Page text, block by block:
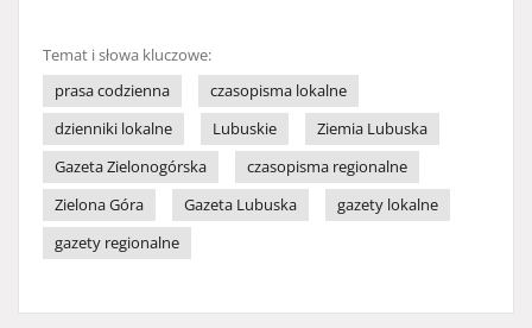
Temat i słowa kluczowe:
prasa codzienna
czasopisma lokalne
dzienniki lokalne
Lubuskie
Ziemia Lubuska
Gazeta Zielonogórska
czasopisma regionalne
Zielona Góra
Gazeta Lubuska
gazety lokalne
gazety regionalne